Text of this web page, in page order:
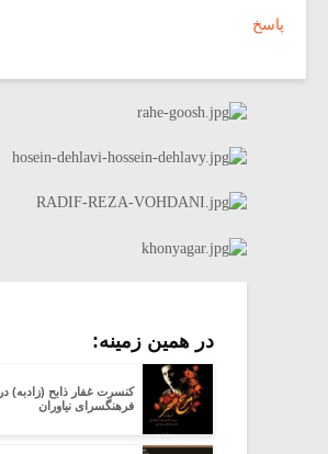
پاسخ
در همین زمینه:
کنسرت غفار ذابح (زادبه) در
فرهنگسرای نیاوران